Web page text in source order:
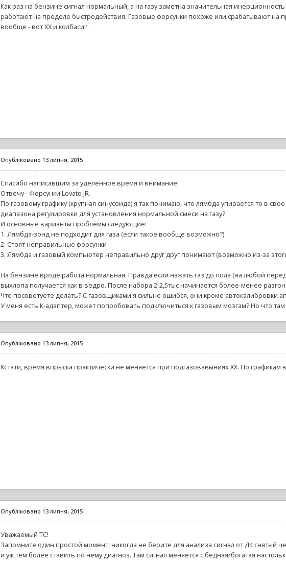
Как раз на бензине сигнал нормальный, а на газу заметна значительная
работают на пределе быстродействия. Газовые форсунки похоже или срабатывают
вообще - вот ХХ и колбасит.
Опубліковано 13 липня, 2015
Спасибо написавшим за уделенное время и внимание!
Отвечу - Форсунки Lovato JR.
По газовому графику (крупная синусоида) я так понимаю, что лямбда упирается то в
диапазона регулировки для установления нормальной смеси на газу?
И основные варианты проблемы следующие:
1. Лямбда-зонд не подходит для газа (если такое вообще возможно?)
2. Стоят неправильные форсунки
3. Лямбда и газовый компьютер неправильно друг друг понимают (возможно из-за
На бензине вроде работа нормальная. Правда если нажать газ до пола (на любой
выхлопа получается как в ведро. После набора 2-2,5тыс начинается более-менее
Что посоветуете делать? С газовщиками я сильно ошибся, они кроме автокалибровки
У меня есть К-адаптер, может попробовать подключиться к газовым мозгам? Но что там
Опубліковано 13 липня, 2015
Кстати, время впрыска практически не меняется при подгазовавыниях ХХ. По
Опубліковано 13 липня, 2015
Уважаемый ТС!
Запомните один простой момент, никогда не берите для анализа сигнал от ДК снятый
и уж тем более ставить по нему диагноз. Там сигнал меняется с бедная/богатая